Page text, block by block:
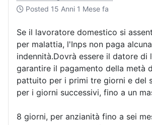
Posted 15 Anni 1 Mese fa
Se il lavoratore domestico si
per malattia, l'Inps non paga alcuna
indennità.Dovrà essere il datore di
garantire il pagamento della metà
pattuito per i primi tre giorni e del
per i giorni successivi, fino a un
8 giorni, per anzianità fino a sei